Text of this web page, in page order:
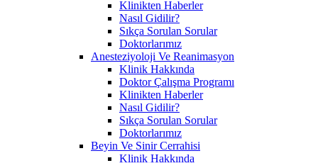
Klinikten Haberler
Nasıl Gidilir?
Sıkça Sorulan Sorular
Doktorlarımız
Anesteziyoloji Ve Reanimasyon
Klinik Hakkında
Doktor Çalışma Programı
Klinikten Haberler
Nasıl Gidilir?
Sıkça Sorulan Sorular
Doktorlarımız
Beyin Ve Sinir Cerrahisi
Klinik Hakkında